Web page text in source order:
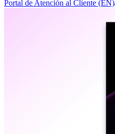
Portal de Atención al Cliente (EN)